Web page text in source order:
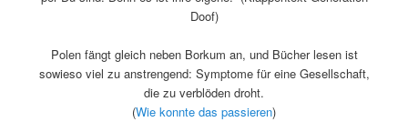
Doof)
Polen fängt gleich neben Borkum an, und Bücher lesen ist
sowieso viel zu anstrengend: Symptome für eine Gesellschaft,
die zu verblöden droht.
(Wie konnte das passieren)